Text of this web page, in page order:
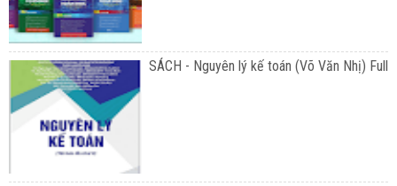
SÁCH - Nguyên lý kế toán (Võ Văn Nhị) Full